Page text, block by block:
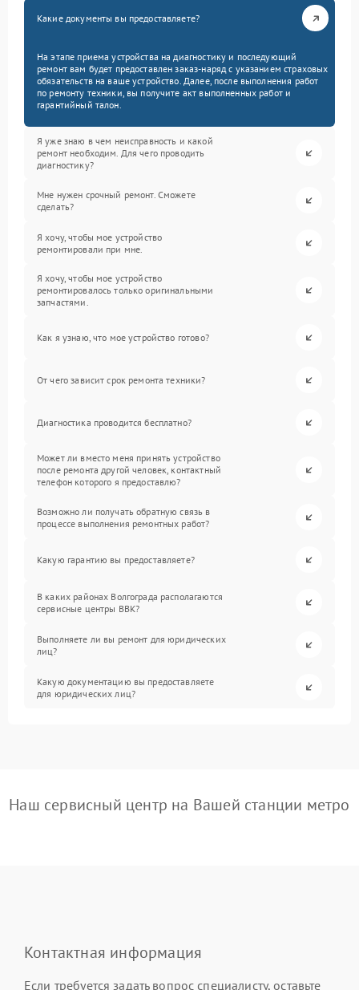
Какие документы вы предоставляете?
На этапе приема устройства на диагностику и последующий
ремонт вам будет предоставлен заказ-наряд с указанием страховых
обязательств на ваше устройство. Далее, после выполнения работ
по ремонту техники, вы получите акт выполненных работ и
гарантийный талон.
Я уже знаю в чем неисправность и какой
ремонт необходим. Для чего проводить
диагностику?
Мне нужен срочный ремонт. Сможете
сделать?
Я хочу, чтобы мое устройство
ремонтировали при мне.
Я хочу, чтобы мое устройство
ремонтировалось только оригинальными
запчастями.
Как я узнаю, что мое устройство готово?
От чего зависит срок ремонта техники?
Диагностика проводится бесплатно?
Может ли вместо меня принять устройство
после ремонта другой человек, контактный
телефон которого я предоставлю?
Возможно ли получать обратную связь в
процессе выполнения ремонтных работ?
Какую гарантию вы предоставляете?
В каких районах Волгограда располагаются
сервисные центры BBK?
Выполняете ли вы ремонт для юридических
лиц?
Какую документацию вы предоставляете
для юридических лиц?
Наш сервисный центр на Вашей станции метро
Контактная информация
Если требуется задать вопрос специалисту, оставьте